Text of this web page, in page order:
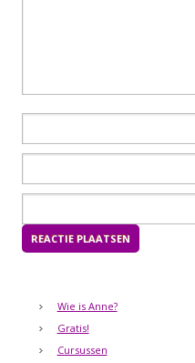
Wie is Anne?
Gratis!
Cursussen